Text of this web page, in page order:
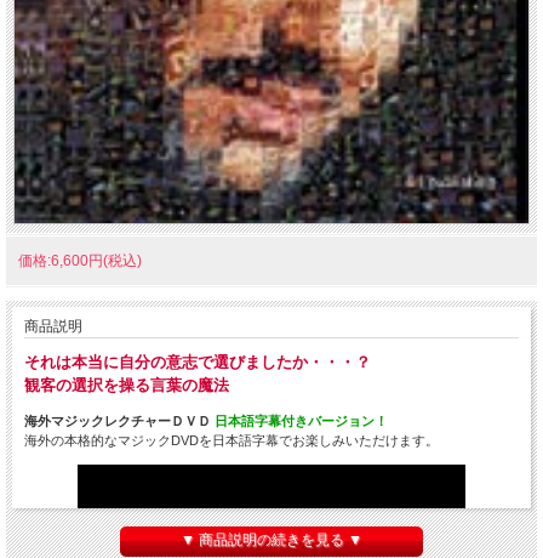
価格:6,600円(税込)
商品説明
それは本当に自分の意志で選びましたか・・・？
観客の選択を操る言葉の魔法
海外マジックレクチャーＤＶＤ
日本語字幕付きバージョン！
海外の本格的なマジックDVDを日本語字幕でお楽しみいただけます。
▼ 商品説明の続きを見る ▼